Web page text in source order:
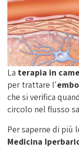
La terapia in
per trattare l'
che si verifica
circolo nel flusso
Per saperne di più
Medicina